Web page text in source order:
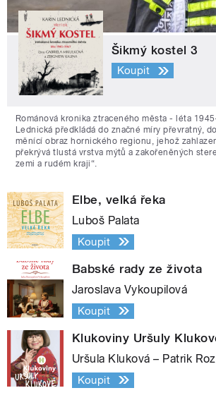
Šikmý kostel 3
Koupit
Románová kronika ztraceného města - léta
Lednická předkládá do značné míry převratný,
měnící obraz hornického regionu, jehož
překrývá tlustá vrstva mýtů a zakořeněných
zemi a rudém kraji“.
Elbe, velká řeka
Luboš Palata
Koupit
Babské rady ze života
Jaroslava Vykoupilová
Koupit
Klukoviny Uršuly
Uršula Kluková – Patrik
Koupit